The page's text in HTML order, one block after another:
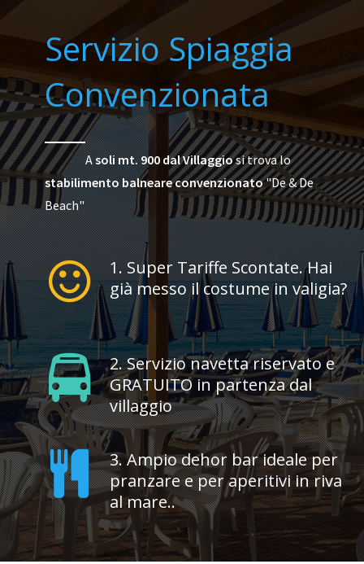
Servizio Spiaggia
Convenzionata
Asoli mt. 900 dal Villaggiosi trova lo
stabilimento balneare convenzionato"De & De
Beach"
1. Super Tariffe Scontate. Hai
già messo il costume in valigia?
2. Servizio navetta riservato e
GRATUITO in partenza dal
villaggio
3. Ampio dehor bar ideale per
pranzare e per aperitivi in riva
al mare..